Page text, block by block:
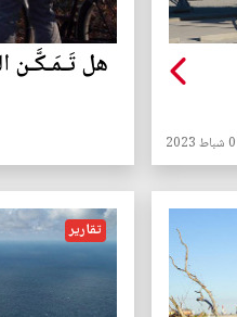
هل تَـمَـكَّـن
تقارير